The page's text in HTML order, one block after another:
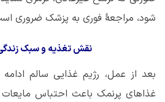
شود، مراجعۀ فوری به پزشک ضروری
نقش تغذیه و سبک
بعد از عمل، رژیم غذایی سالم
غذاهای پرنمک باعث احتباس